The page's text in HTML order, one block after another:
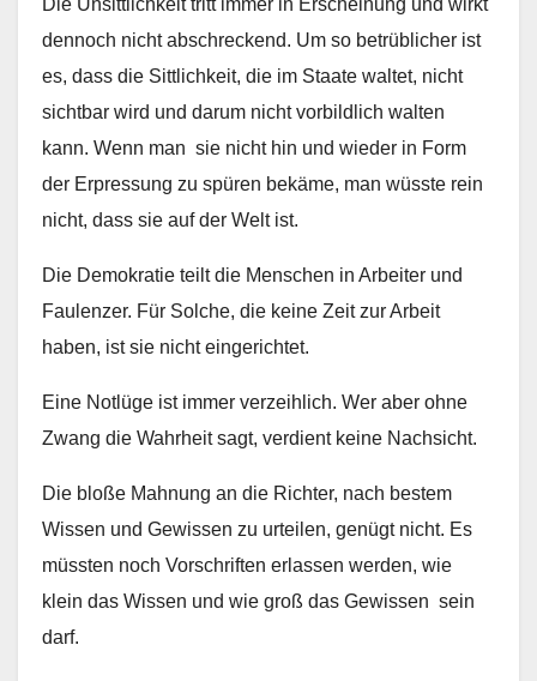
Die Unsittlichkeit tritt immer in Erscheinung und wirkt
dennoch nicht abschreckend. Um so betrüblicher ist
es, dass die Sittlichkeit, die im Staate waltet, nicht
sichtbar wird und darum nicht vorbildlich walten
kann. Wenn man sie nicht hin und wieder in Form
der Erpressung zu spüren bekäme, man wüsste rein
nicht, dass sie auf der Welt ist.
Die Demokratie teilt die Menschen in Arbeiter und
Faulenzer. Für Solche, die keine Zeit zur Arbeit
haben, ist sie nicht eingerichtet.
Eine Notlüge ist immer verzeihlich. Wer aber ohne
Zwang die Wahrheit sagt, verdient keine Nachsicht.
Die bloße Mahnung an die Richter, nach bestem
Wissen und Gewissen zu urteilen, genügt nicht. Es
müssten noch Vorschriften erlassen werden, wie
klein das Wissen und wie groß das Gewissen sein
darf.